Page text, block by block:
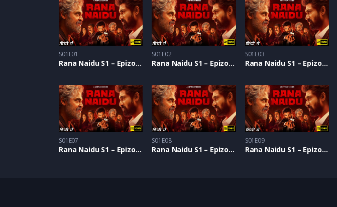
S01E01
Rana Naidu S1 – Epizoda 01
S01E02
Rana Naidu S1 – Epizoda 02
S01E03
Rana Naidu S1 – Epizoda 03
S01E07
Rana Naidu S1 – Epizoda 07
S01E08
Rana Naidu S1 – Epizoda 08
S01E09
Rana Naidu S1 – Epizoda 09